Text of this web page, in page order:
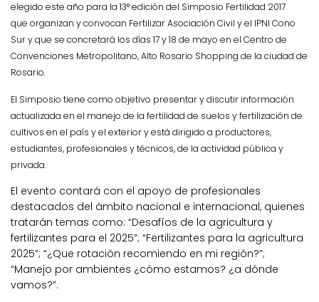
elegido este año para la 13° edición del Simposio Fertilidad 2017
que organizan y convocan Fertilizar Asociación Civil y el IPNI Cono
Sur y que se concretará los días 17 y 18 de mayo en el Centro de
Convenciones Metropolitano, Alto Rosario Shopping de la ciudad de
Rosario.
El Simposio tiene como objetivo presentar y discutir información
actualizada en el manejo de la fertilidad de suelos y fertilización de
cultivos en el país y el exterior y está dirigido a productores,
estudiantes, profesionales y técnicos, de la actividad pública y
privada.
El evento contará con el apoyo de profesionales
destacados del ámbito nacional e internacional, quienes
tratarán temas como: “Desafíos de la agricultura y
fertilizantes para el 2025”; “Fertilizantes para la agricultura
2025”; “¿Que rotación recomiendo en mi región?”;
“Manejo por ambientes ¿cómo estamos? ¿a dónde
vamos?”.